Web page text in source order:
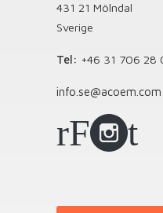
431 21 Mölndal
Sverige
Tel: +46 31 706 28
info.se@acoem.com